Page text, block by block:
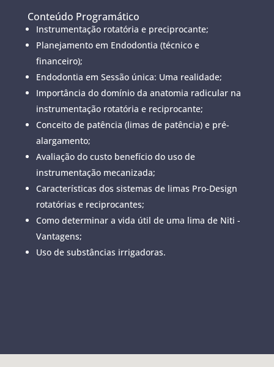
Conteúdo Programático
Instrumentação rotatória e preciprocante;
Planejamento em Endodontia (técnico e
financeiro);
Endodontia em Sessão única: Uma realidade;
Importância do domínio da anatomia radicular na
instrumentação rotatória e reciprocante;
Conceito de patência (limas de patência) e pré-
alargamento;
Avaliação do custo benefício do uso de
instrumentação mecanizada;
Características dos sistemas de limas Pro-Design
rotatórias e reciprocantes;
Como determinar a vida útil de uma lima de Niti -
Vantagens;
Uso de substâncias irrigadoras.